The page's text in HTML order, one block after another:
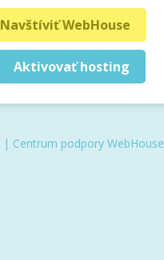
Navštíviť WebHouse
Aktivovať hosting
| Centrum podpory WebHouse